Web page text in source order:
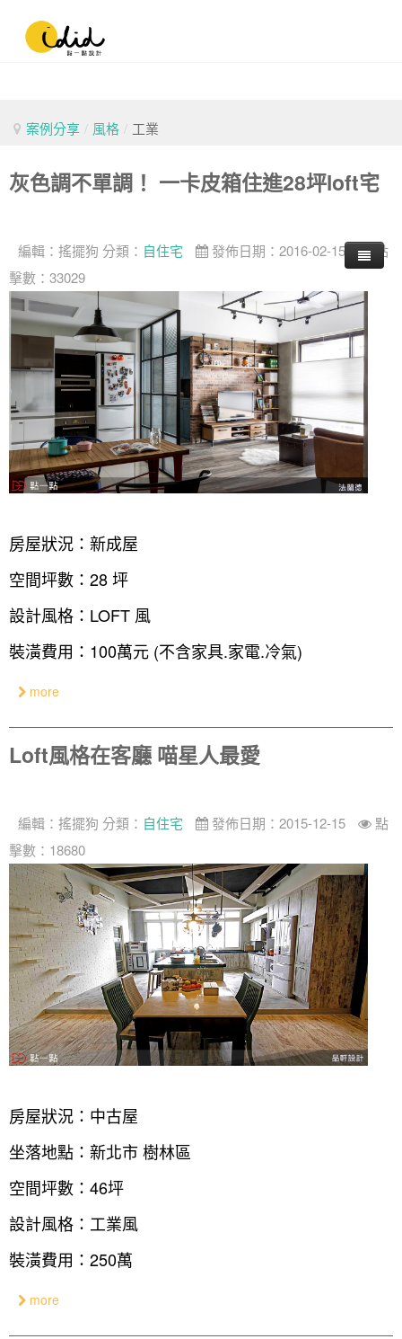
案例分享 / 風格 / 工業
灰色調不單調！ 一卡皮箱住進28坪loft宅
編輯： 搖擺狗 分類： 自住宅 發佈日期：2016-02-15
點
擊數：33029
房屋狀況：新成屋
空間坪數：28 坪
設計風格：LOFT 風
裝潢費用：100萬元 (不含家具.家電.冷氣)
more
Loft風格在客廳 喵星人最愛
編輯： 搖擺狗 分類： 自住宅 發佈日期：2015-12-15
點
擊數：18680
房屋狀況：中古屋
坐落地點：新北市 樹林區
空間坪數：46坪
設計風格：工業風
裝潢費用：250萬
more
找設計師
如何使用點一點
我要裝潢
裝潢計算機
裝潢進階計算機
裝潢圖紙免費健檢
案例分享
類型
居家
商業空間
辦公室
其他
面積
小坪數
21~30坪
31~50坪
風格
現代
簡約
北歐
古典
鄉村
工業
奢華
預算
150萬以內
251萬以上
人氣推薦
設計好手
台北市
新北市
桃園 新竹 竹北
台南 高雄
360環景體驗
你家我家 Podcast
虛擬線上裝潢
室內設計師方案
傢俱建材商方案
一般屋主方案
2房2聽 - 基本版
2房2廳 - 精裝版
3房2聽 - 基本版
3房2廳 - 精裝版
設計專欄
系統櫃
綠建材
居家風水
主題精選
設計知識+
國外案例
設計私房話
全站搜尋
線上賞屋
北部
新北市
桃園市
新竹市
基隆市
徵設計師